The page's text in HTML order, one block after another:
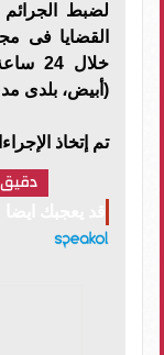
لضبط
القضايا فى
(أبيض، بلدى
تم إتخاذ